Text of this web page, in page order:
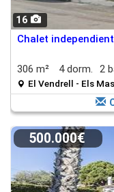
16
Chalet
306 m² 4 dorm. 2
El Vendrell - Els
500.000€